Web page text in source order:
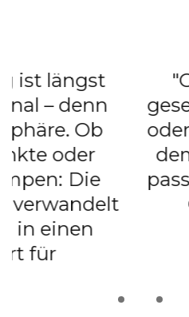
"Ob für
gesellige
oder laue
dem
passenden
Garten oder